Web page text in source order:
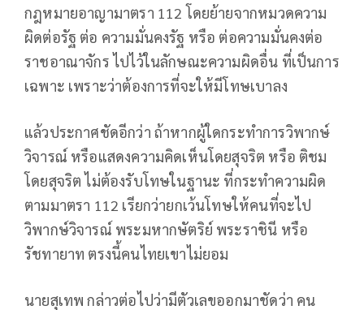
กฎหมายอาญามาตรา 112 โดยย้ายจากหมวดความ
ผิดต่อรัฐ ต่อ ความมั่นคงรัฐ หรือ ต่อความมั่นคงต่อ
ราชอาณาจักร ไปไว้ในลักษณะความผิดอื่น ที่เป็นการ
เฉพาะ เพราะว่าต้องการที่จะให้มีโทษเบาลง
แล้วประกาศชัดอีกว่า ถ้าหากผู้ใดกระทำการวิพากษ์
วิจารณ์ หรือแสดงความคิดเห็นโดยสุจริต หรือ ติชม
โดยสุจริต ไม่ต้องรับโทษในฐานะ ที่กระทำความผิด
ตามมาตรา 112 เรียกว่ายกเว้นโทษให้คนที่จะไป
วิพากษ์วิจารณ์ พระมหากษัตริย์ พระราชินี หรือ
รัชทายาท ตรงนี้คนไทยเขาไม่ยอม
นายสุเทพ กล่าวต่อไปว่ามีตัวเลขออกมาชัดว่า คน